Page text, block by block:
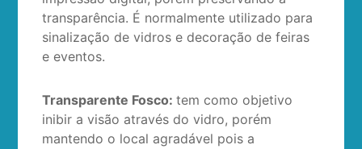
transparência. É normalmente utilizado para
sinalização de vidros e decoração de feiras
e eventos.
Transparente Fosco: tem como objetivo
inibir a visão através do vidro, porém
mantendo o local agradável pois a